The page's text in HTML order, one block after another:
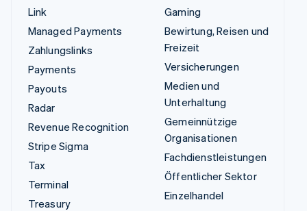
Link
Managed Payments
Zahlungslinks
Payments
Payouts
Radar
Revenue Recognition
Stripe Sigma
Tax
Terminal
Treasury
Gaming
Bewirtung, Reisen und
Freizeit
Versicherungen
Medien und
Unterhaltung
Gemeinnützige
Organisationen
Fachdienstleistungen
Öffentlicher Sektor
Einzelhandel